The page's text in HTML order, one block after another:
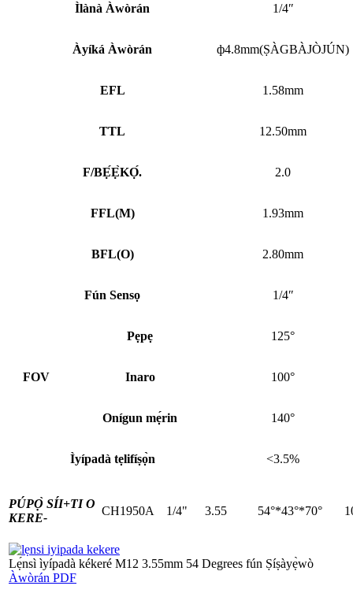
Ìlànà Àwòrán 1/4″
Àyíká Àwòrán ф4.8mm(ṢÀGBÀJÒJÚN)
EFL 1.58mm
TTL 12.50mm
F/BẸ́Ẹ̀KỌ́. 2.0
FFL(M) 1.93mm
BFL(O) 2.80mm
Fún Sensọ 1/4″
FOV
Pẹpẹ 125°
Inaro 100°
Onígun mẹ́rin 140°
Ìyípadà tẹlifíṣọ̀n <3.5%
PÚPỌ̀ SÍI+TI O
KERE-
CH1950A 1/4" 3.55 54°*43°*70°
Lẹ́nsì ìyípadà kékeré M12 3.55mm 54 Degrees fún Ṣíṣàyẹ̀wò
Àwòrán PDF